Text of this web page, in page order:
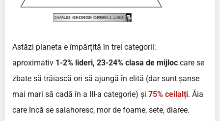
Astăzi planeta e împărțită în trei categorii:
aproximativ 1-2% lideri, 23-24% clasa de mijloc care se
zbate să trăiască ori să ajungă în elită (dar sunt șanse
mai mari să cadă în a III-a categorie) și 75% ceilalți. Ăia
care încă se salahoresc, mor de foame, sete, diaree.